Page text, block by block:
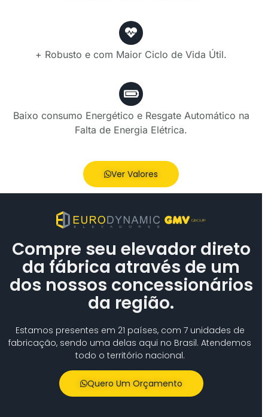
+ Robusto e com Maior Ciclo de Vida Útil.
Baixo consumo Energético e Resgate Automático na
Falta de Energia Elétrica.
Ver Valores
Compre seu elevador direto
da fábrica através de um
dos nossos concessionários
da região.
Estamos presentes em 21 países, com 7 unidades de
fabricação, sendo uma delas aqui no Brasil. Atendemos
todo o território nacional.
Quero Um Orçamento